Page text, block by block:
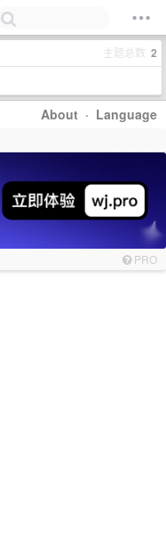
主题总数 2
About · Language
PRO